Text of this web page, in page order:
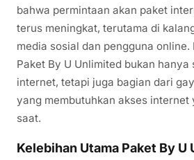
bahwa permintaan akan paket
terus meningkat, terutama di
media sosial dan pengguna online.
Paket By U Unlimited bukan hanya
internet, tetapi juga bagian dari
yang membutuhkan akses internet
saat.
Kelebihan Utama Paket By U